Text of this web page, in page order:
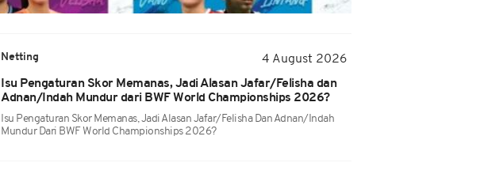
Netting
4 August 2026
Isu Pengaturan Skor Memanas, Jadi Alasan Jafar/Felisha dan
Adnan/Indah Mundur dari BWF World Championships 2026?
Isu Pengaturan Skor Memanas, Jadi Alasan Jafar/Felisha Dan Adnan/Indah
Mundur Dari BWF World Championships 2026?